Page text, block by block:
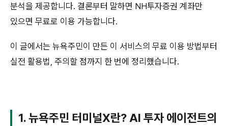
분석을 제공합니다. 결론부터 말하면 NH투자증권 계좌만
있으면 무료로 이용 가능합니다.
이 글에서는 뉴욕주민이 만든 이 서비스의 무료 이용 방법부터
실전 활용법, 주의할 점까지 한 번에 정리했습니다.
1. 뉴욕주민 터미널X란? AI 투자 에이전트의